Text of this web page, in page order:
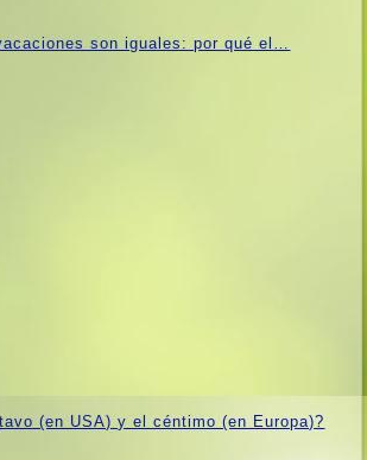
son iguales: por qué el…
(en USA) y el céntimo (en Europa)?